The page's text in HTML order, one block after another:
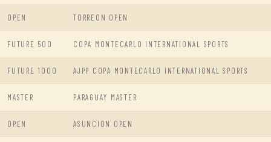
OPEN TORREON OPEN
FUTURE 500 COPA MONTECARLO INTERNATIONAL SPORTS
FUTURE 1000 AJPP COPA MONTECARLO INTERNATIONAL SPORTS
MASTER PARAGUAY MASTER
OPEN ASUNCION OPEN